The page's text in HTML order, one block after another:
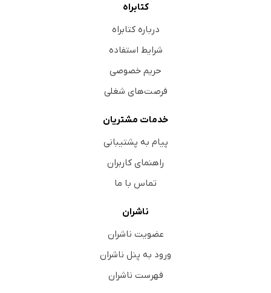
کتابراه
درباره کتابراه
شرایط استفاده
حریم خصوصی
فرصت‌های شغلی
خدمات مشتریان
پیام به پشتیبانی
راهنمای کاربران
تماس با ما
ناشران
عضویت ناشران
ورود به پنل ناشران
فهرست ناشران